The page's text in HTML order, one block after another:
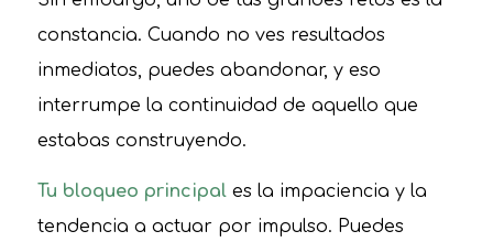
constancia. Cuando no ves resultados
inmediatos, puedes abandonar, y eso
interrumpe la continuidad de aquello que
estabas construyendo.
Tu bloqueo principales la impaciencia y la
tendencia a actuar por impulso. Puedes